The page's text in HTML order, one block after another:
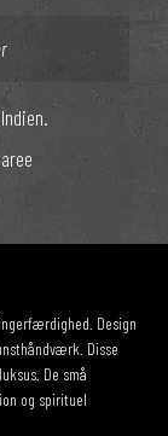
Design
Disse
De små
og spirituel